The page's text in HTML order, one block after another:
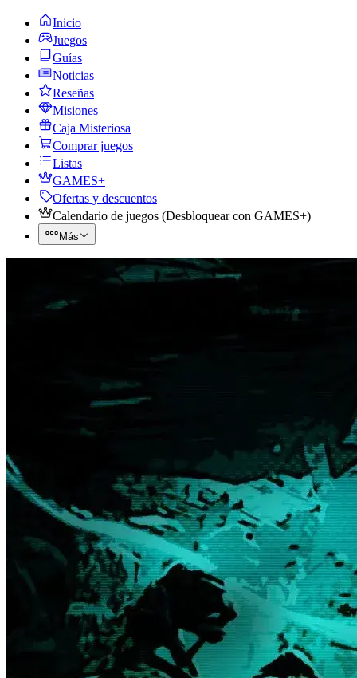
Inicio
Juegos
Guías
Noticias
Reseñas
Misiones
Caja Misteriosa
Comprar juegos
Listas
GAMES+
Ofertas y descuentos
Calendario de juegos (Desbloquear con GAMES+)
Más